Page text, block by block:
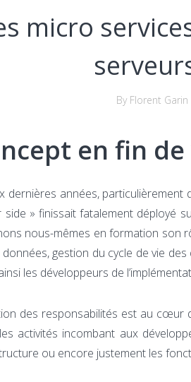
micro
By Florent Garin
en fin de
dernières années, particulièrement
side » finissait fatalement déployé
nous-mêmes en formation
gestion du cycle de vie
les développeurs de
des responsabilités est au cœur
activités incombant aux
ou encore justement les